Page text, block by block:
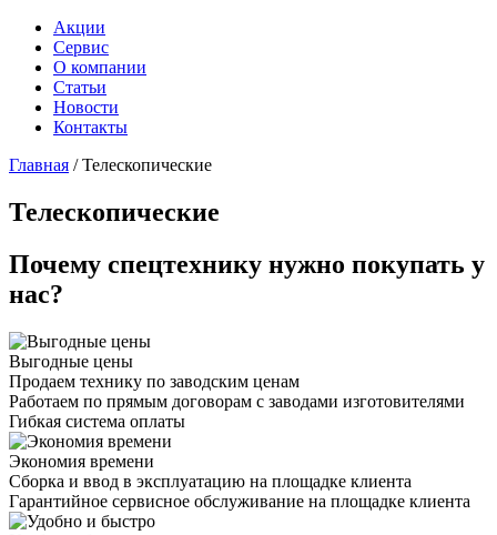
Акции
Сервис
О компании
Статьи
Новости
Контакты
Главная /Телескопические
Телескопические
Почему спецтехнику нужно покупать у
нас?
Выгодные цены
Продаем технику по заводским ценам
Работаем по прямым договорам с заводами изготовителями
Гибкая система оплаты
Экономия времени
Сборка и ввод в эксплуатацию на площадке клиента
Гарантийное сервисное обслуживание на площадке клиента